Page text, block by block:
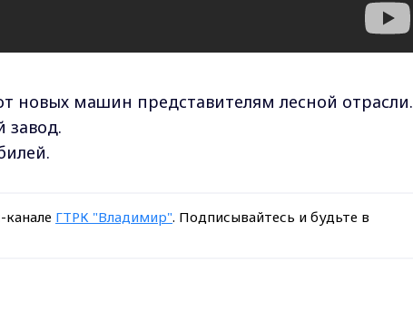
новых машин представителям лесной отрасли.
завод.
ГТРК "Владимир". Подписывайтесь и будьте в